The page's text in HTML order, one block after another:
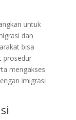
untuk
dan
bisa
prosedur
mengakses
imigrasi